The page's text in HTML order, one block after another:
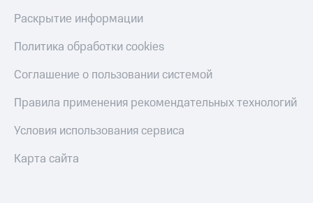
Раскрытие информации
Политика обработки cookies
Соглашение о пользовании системой
Правила применения рекомендательных технологий
Условия использования сервиса
Карта сайта